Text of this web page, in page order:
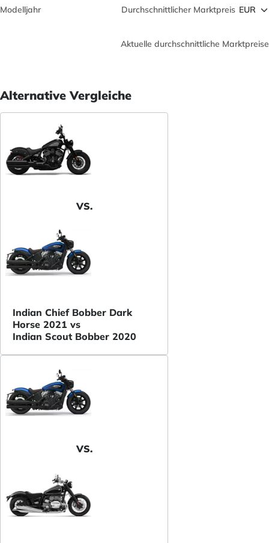
Modelljahr Durchschnittlicher Marktpreis
Aktuelle durchschnittliche Marktpreise
Alternative Vergleiche
VS.
Indian Chief Bobber Dark
Horse 2021 vs
Indian Scout Bobber 2020
VS.